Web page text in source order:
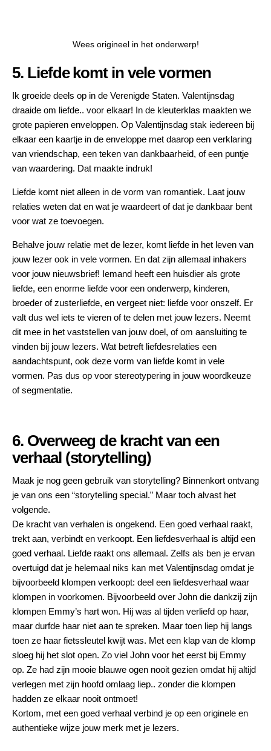
Wees origineel in het onderwerp!
5. Liefde komt in vele vormen
Ik groeide deels op in de Verenigde Staten. Valentijnsdag
draaide om liefde.. voor elkaar! In de kleuterklas maakten we
grote papieren enveloppen. Op Valentijnsdag stak iedereen bij
elkaar een kaartje in de enveloppe met daarop een verklaring
van vriendschap, een teken van dankbaarheid, of een puntje
van waardering. Dat maakte indruk!
Liefde komt niet alleen in de vorm van romantiek. Laat jouw
relaties weten dat en wat je waardeert of dat je dankbaar bent
voor wat ze toevoegen.
Behalve jouw relatie met de lezer, komt liefde in het leven van
jouw lezer ook in vele vormen. En dat zijn allemaal inhakers
voor jouw nieuwsbrief! Iemand heeft een huisdier als grote
liefde, een enorme liefde voor een onderwerp, kinderen,
broeder of zusterliefde, en vergeet niet: liefde voor onszelf. Er
valt dus wel iets te vieren of te delen met jouw lezers. Neemt
dit mee in het vaststellen van jouw doel, of om aansluiting te
vinden bij jouw lezers. Wat betreft liefdesrelaties een
aandachtspunt, ook deze vorm van liefde komt in vele
vormen. Pas dus op voor stereotypering in jouw woordkeuze
of segmentatie.
6. Overweeg de kracht van een
verhaal (storytelling)
Maak je nog geen gebruik van storytelling? Binnenkort ontvang
je van ons een “storytelling special.” Maar toch alvast het
volgende.
De kracht van verhalen is ongekend. Een goed verhaal raakt,
trekt aan, verbindt en verkoopt. Een liefdesverhaal is altijd een
goed verhaal. Liefde raakt ons allemaal. Zelfs als ben je ervan
overtuigd dat je helemaal niks kan met Valentijnsdag omdat je
bijvoorbeeld klompen verkoopt: deel een liefdesverhaal waar
klompen in voorkomen. Bijvoorbeeld over John die dankzij zijn
klompen Emmy’s hart won. Hij was al tijden verliefd op haar,
maar durfde haar niet aan te spreken. Maar toen liep hij langs
toen ze haar fietssleutel kwijt was. Met een klap van de klomp
sloeg hij het slot open. Zo viel John voor het eerst bij Emmy
op. Ze had zijn mooie blauwe ogen nooit gezien omdat hij altijd
verlegen met zijn hoofd omlaag liep.. zonder die klompen
hadden ze elkaar nooit ontmoet!
Kortom, met een goed verhaal verbind je op een originele en
authentieke wijze jouw merk met je lezers.